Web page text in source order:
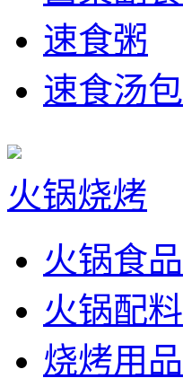
速食粥
速食汤包
火锅烧烤
火锅食品
火锅配料
烧烤用品